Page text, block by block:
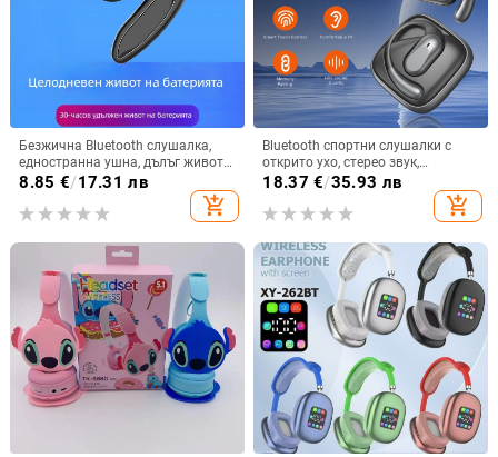
Безжична Bluetooth слушалка,
едностранна ушна, дълъг живот
на батерията, Bluetooth 5.3,
водоустойчива, обхват 15 m,
спортен стил
8.85 €/17.31 лв
add_shopping_cart
Bluetooth спортни слушалки с
открито ухо, стерео звук,
Bluetooth 5.4, обхват до 10 м,
18.37 €/35.93 лв
add_shopping_cart